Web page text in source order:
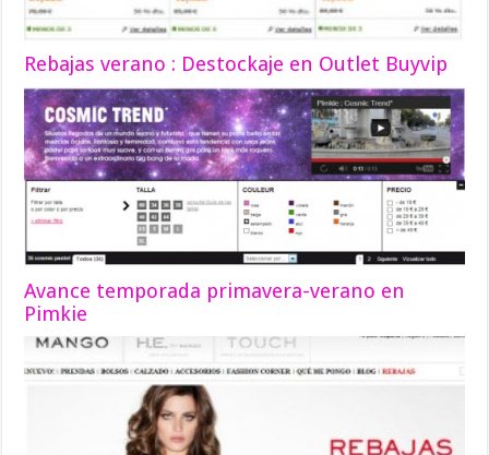
Rebajas verano : Destockaje en Outlet Buyvip
Avance temporada primavera-verano en
Pimkie